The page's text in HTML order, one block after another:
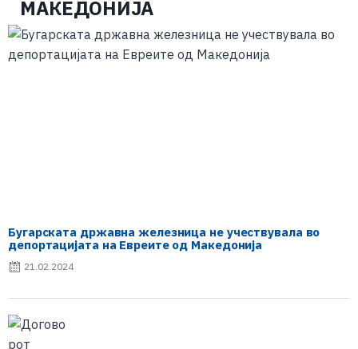
МАКЕДОНИЈА
Бугарската државна железница не учествувала во
депортацијата на Евреите од Македонија
21.02.2024